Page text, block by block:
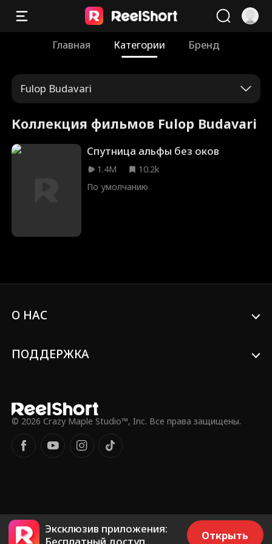
Главная Категории Бренд
Fulop Budavari
Коллекция фильмов Fulop Budavari
Спутница альфы без оков
1.4M
10.2k
По умолчанию
О НАС
ПОДДЕРЖКА
© 2026 Crazy Maple Studio™, Inc. Все права защищены.
Эксклюзив приложения:
Открыть